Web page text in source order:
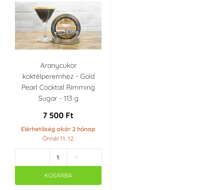
Aranycukor
koktélperemhez - Gold
Pearl Cocktail Rimming
Sugar - 113 g
7 500 Ft
Elérhetőség akár 2 hónap
Önnél 11. 12.
- +
KOSÁRBA